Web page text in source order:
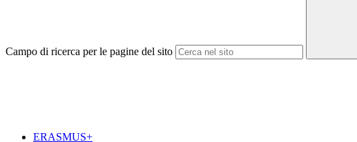
Campo di ricerca per le pagine del sito
ERASMUS+